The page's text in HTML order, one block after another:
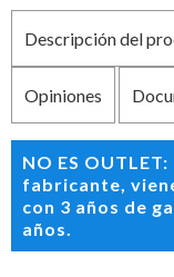
Descripción del
Opiniones
NO ES
fabricante,
con 3 años de
años.